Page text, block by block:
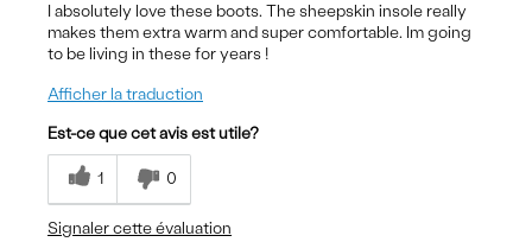
I absolutely love these boots. The sheepskin insole really
makes them extra warm and super comfortable. Im going
to be living in these for years !
Afficher la traduction
Est-ce que cet avis est utile?
1 0
Signaler cette évaluation